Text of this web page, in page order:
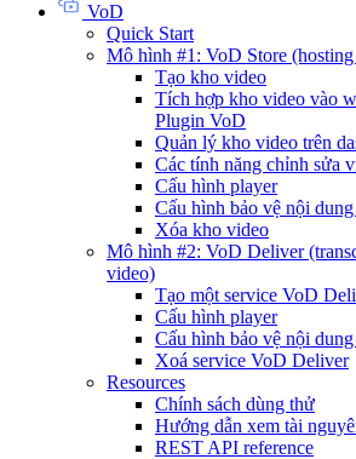
VoD
Quick Start
Mô hình #1: VoD Store
Tạo kho video
Tích hợp kho video vào
Plugin VoD
Quản lý kho video trên
Các tính năng chỉnh sửa
Cấu hình player
Cấu hình bảo vệ nội
Xóa kho video
Mô hình #2: VoD Deliver
video)
Tạo một service VoD
Cấu hình player
Cấu hình bảo vệ nội
Xoá service VoD Deliver
Resources
Chính sách dùng thử
Hướng dẫn xem tài
REST API reference